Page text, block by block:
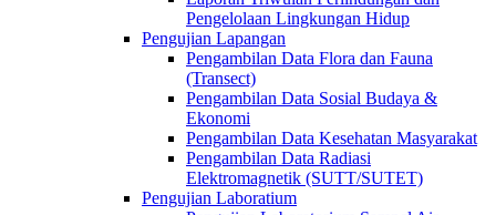
Pengelolaan Lingkungan Hidup
Pengujian Lapangan
Pengambilan Data Flora dan Fauna
(Transect)
Pengambilan Data Sosial Budaya &
Ekonomi
Pengambilan Data Kesehatan Masyarakat
Pengambilan Data Radiasi
Elektromagnetik (SUTT/SUTET)
Pengujian Laboratium